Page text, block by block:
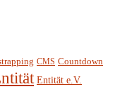
CMS Countdown
Entität e.V.